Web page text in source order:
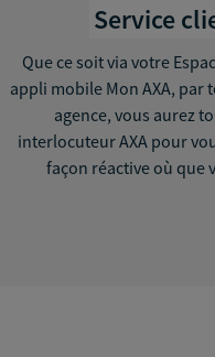
Service
Que ce soit via votre
appli mobile Mon AXA, par
agence, vous aurez
interlocuteur AXA pour
façon réactive où que